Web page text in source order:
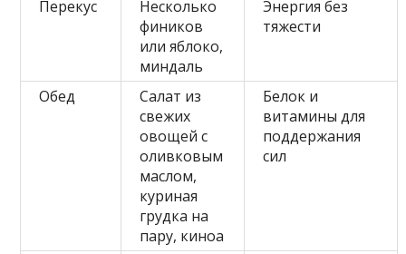
Перекус
Несколько
фиников
или яблоко,
миндаль
Энергия без
тяжести
Обед
Салат из
свежих
овощей с
оливковым
маслом,
куриная
грудка на
пару, киноа
Белок и
витамины для
поддержания
сил